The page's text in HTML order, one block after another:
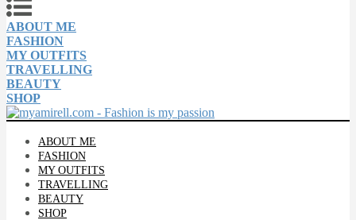
ABOUT ME
FASHION
MY OUTFITS
TRAVELLING
BEAUTY
SHOP
ABOUT ME
FASHION
MY OUTFITS
TRAVELLING
BEAUTY
SHOP